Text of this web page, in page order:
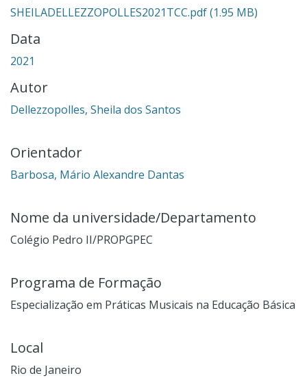
SHEILADELLEZZOPOLLES2021TCC.pdf(1.95 MB)
Data
2021
Autor
Dellezzopolles, Sheila dos Santos
Orientador
Barbosa, Mário Alexandre Dantas
Nome da universidade/Departamento
Colégio Pedro II/PROPGPEC
Programa de Formação
Especialização em Práticas Musicais na Educação Básica
Local
Rio de Janeiro